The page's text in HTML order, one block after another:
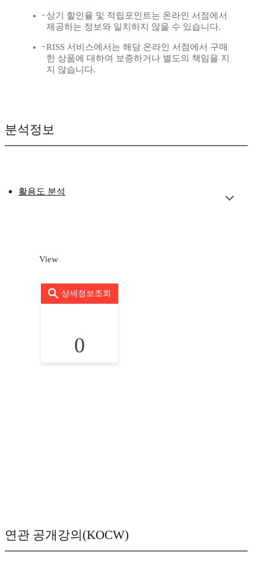
상기 할인율 및 적립포인트는 온라인 서점에서
제공하는 정보와 일치하지 않을 수 있습니다.
RISS 서비스에서는 해당 온라인 서점에서 구매
한 상품에 대하여 보증하거나 별도의 책임을 지
지 않습니다.
분석정보
활용도 분석
View
상세정보조회
0
연관 공개강의(KOCW)